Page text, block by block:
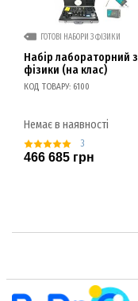
ГОТОВІ НАБОРИ З ФІЗИКИ
Набір лабораторний з
фізики (на клас)
КОД ТОВАРУ: 6100
Немає в наявності
3
466 685 грн